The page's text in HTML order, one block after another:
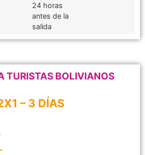
24 horas
antes de la
salida
TURISTAS BOLIVIANOS
– 3 DÍAS